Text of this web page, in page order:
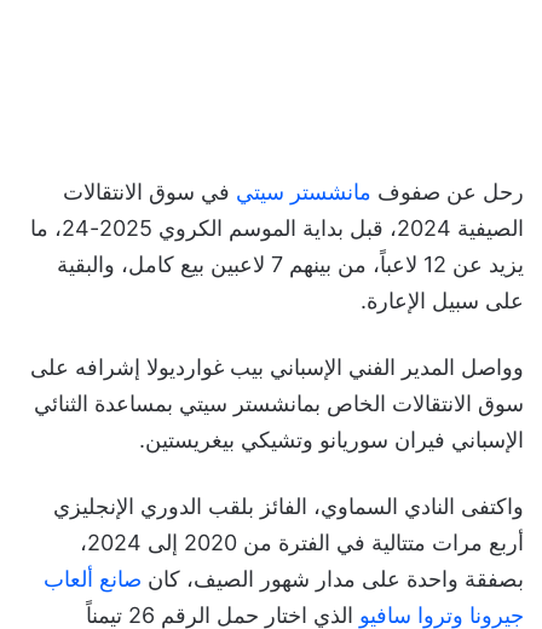
رحل عن صفوف مانشستر سيتي في سوق الانتقالات
الصيفية 2024، قبل بداية الموسم الكروي 2025-24، ما
يزيد عن 12 لاعباً، من بينهم 7 لاعبين بيع كامل، والبقية
على سبيل الإعارة.
وواصل المدير الفني الإسباني بيب غوارديولا إشرافه على
سوق الانتقالات الخاص بمانشستر سيتي بمساعدة الثنائي
الإسباني فيران سوريانو وتشيكي بيغريستين.
واكتفى النادي السماوي، الفائز بلقب الدوري الإنجليزي
أربع مرات متتالية في الفترة من 2020 إلى 2024،
بصفقة واحدة على مدار شهور الصيف، كان صانع ألعاب
جيرونا وتروا سافيو
الذي اختار حمل الرقم 26 تيمناً